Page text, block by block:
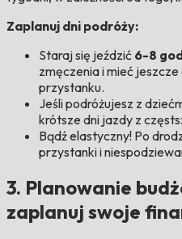
Zaplanuj dni podróży:
Staraj się jeździć 6-8
zmęczenia i mieć
przystanku.
Jeśli podróżujesz z
krótsze dni jazdy z
Bądź elastyczny! Po
przystanki i
3. Planowanie
zaplanuj swoje